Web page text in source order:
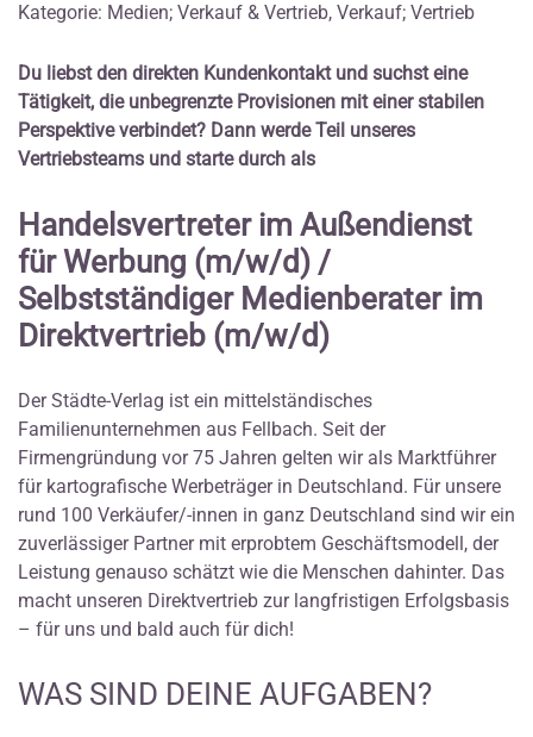
Kategorie: Medien; Verkauf & Vertrieb, Verkauf; Vertrieb
Du liebst den direkten Kundenkontakt und suchst eine
Tätigkeit, die unbegrenzte Provisionen mit einer stabilen
Perspektive verbindet? Dann werde Teil unseres
Vertriebsteams und starte durch als
Handelsvertreter im Außendienst
für Werbung (m/w/d) /
Selbstständiger Medienberater im
Direktvertrieb (m/w/d)
Der Städte-Verlag ist ein mittelständisches
Familienunternehmen aus Fellbach. Seit der
Firmengründung vor 75 Jahren gelten wir als Marktführer
für kartografische Werbeträger in Deutschland. Für unsere
rund 100 Verkäufer/-innen in ganz Deutschland sind wir ein
zuverlässiger Partner mit erprobtem Geschäftsmodell, der
Leistung genauso schätzt wie die Menschen dahinter. Das
macht unseren Direktvertrieb zur langfristigen Erfolgsbasis
– für uns und bald auch für dich!
WAS SIND DEINE AUFGABEN?